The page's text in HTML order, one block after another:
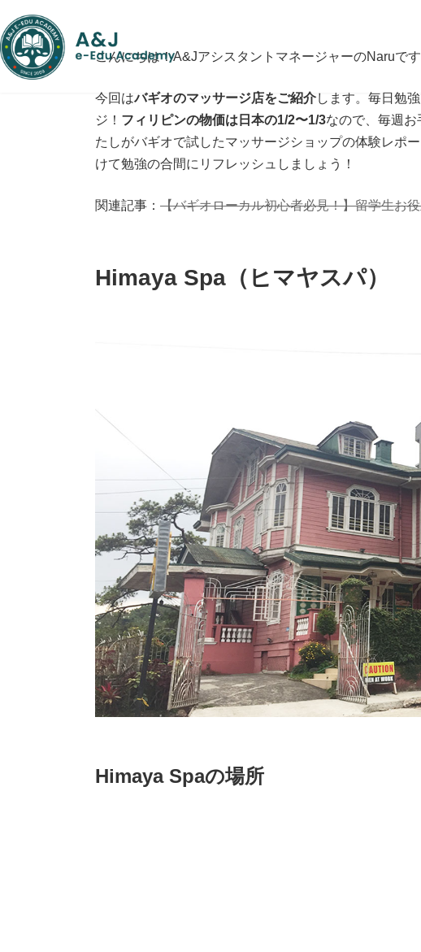
ン
テ
ン
ツ
ビ
ゲ
ー
シ
こんにちは！A&JアシスタントマネージャーのNaruです
今回はバギオのマッサージ店をご紹介します。毎日勉
ジ！ フィリピンの物価は日本の1/2〜1/3なので、毎週
たしがバギオで試したマッサージショップの体験レポ
けて勉強の合間にリフレッシュしましょう！
関連記事： 【バギオローカル初心者必見！】留学生お
Himaya Spa（ヒマヤスパ）
Himaya Spaの場所